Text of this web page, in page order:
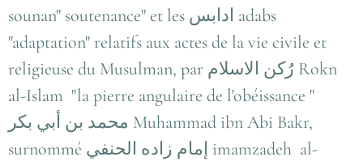
sounan" soutenance" et les ادابس adabs
"adaptation" relatifs aux actes de la vie civile et
religieuse du Musulman, par رُكن الاسلام Rokn
al-Islam "la pierre angulaire de l'obéissance "
محمد بن أبي بكر Muhammad ibn Abi Bakr,
surnommé إمام زاده الحنفي imamzadeh al-